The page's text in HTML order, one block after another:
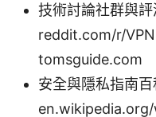
技術討論社群與評
reddit.com/r/
tomsguide.com
安全與隱私指南百